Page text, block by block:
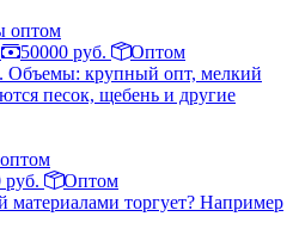
оптом
50000 руб.
Оптом
Объемы: крупный опт, мелкий
песок, щебень и другие
руб.
Оптом
материалами торгует? Например